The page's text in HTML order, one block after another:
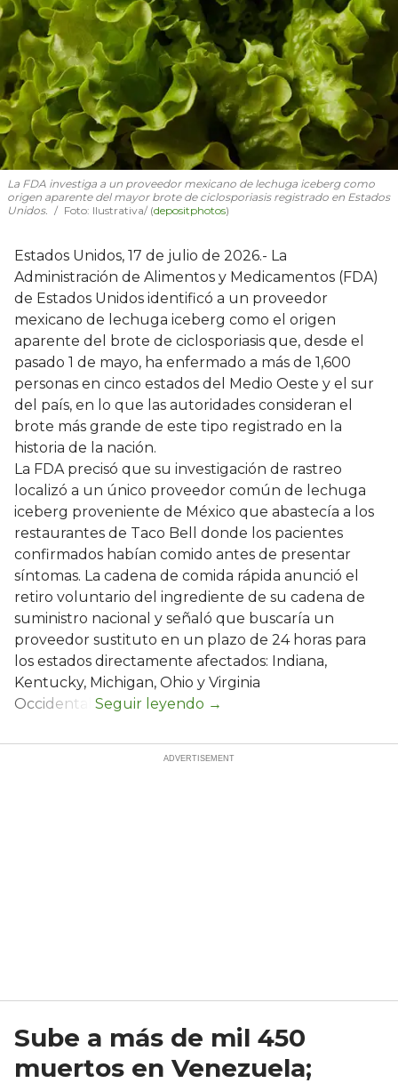
La FDA investiga a un proveedor mexicano de lechuga iceberg como
origen aparente del mayor brote de ciclosporiasis registrado en Estados
Unidos.
Foto: Ilustrativa/ (depositphotos)
Estados Unidos, 17 de julio de 2026.- La
Administración de Alimentos y Medicamentos (FDA)
de Estados Unidos identificó a un proveedor
mexicano de lechuga iceberg como el origen
aparente del brote de ciclosporiasis que, desde el
pasado 1 de mayo, ha enfermado a más de 1,600
personas en cinco estados del Medio Oeste y el sur
del país, en lo que las autoridades consideran el
brote más grande de este tipo registrado en la
historia de la nación.
La FDA precisó que su investigación de rastreo
localizó a un único proveedor común de lechuga
iceberg proveniente de México que abastecía a los
restaurantes de Taco Bell donde los pacientes
confirmados habían comido antes de presentar
síntomas. La cadena de comida rápida anunció el
retiro voluntario del ingrediente de su cadena de
suministro nacional y señaló que buscaría un
proveedor sustituto en un plazo de 24 horas para
los estados directamente afectados: Indiana,
Kentucky, Michigan, Ohio y Virginia
Occidental.
Sube a más de mil 450
muertos en Venezuela;